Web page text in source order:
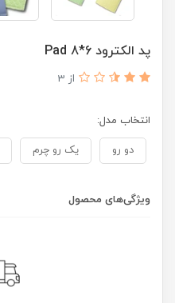
پد الکترود 6*8 Pad
از 3
انتخاب مدل:
دو رو یک رو چرم
ویژگی‌های محصول